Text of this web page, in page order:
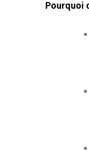
Pourquoi